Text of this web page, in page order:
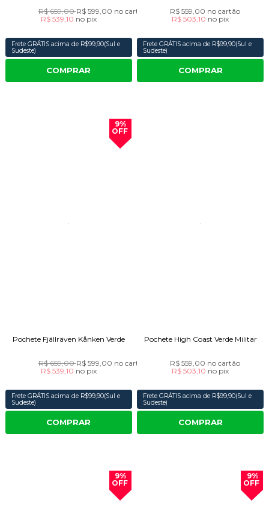
R$ 659,00R$ 599,00 no cartão
R$ 539,10 no pix
Frete GRÁTIS acima de R$99,90(Sul e
Sudeste)
COMPRAR
R$ 559,00 no cartão
R$ 503,10 no pix
Frete GRÁTIS acima de R$99,90(Sul e
Sudeste)
COMPRAR
9%
OFF
Pochete Fjällräven Kånken Verde
R$ 659,00R$ 599,00 no cartão
R$ 539,10 no pix
Frete GRÁTIS acima de R$99,90(Sul e
Sudeste)
COMPRAR
Pochete High Coast Verde Militar
R$ 559,00 no cartão
R$ 503,10 no pix
Frete GRÁTIS acima de R$99,90(Sul e
Sudeste)
COMPRAR
9%
OFF
9%
OFF